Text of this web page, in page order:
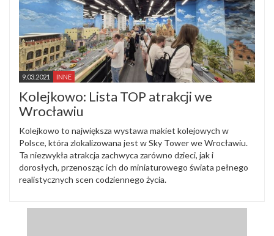
9.03.2021 INNE
Kolejkowo: Lista TOP atrakcji we
Wrocławiu
Kolejkowo to największa wystawa makiet kolejowych w
Polsce, która zlokalizowana jest w Sky Tower we Wrocławiu.
Ta niezwykła atrakcja zachwyca zarówno dzieci, jak i
dorosłych, przenosząc ich do miniaturowego świata pełnego
realistycznych scen codziennego życia.